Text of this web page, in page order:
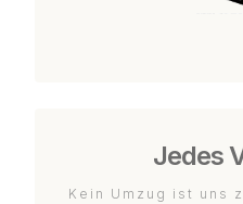
Jedes
Kein Umzug ist uns